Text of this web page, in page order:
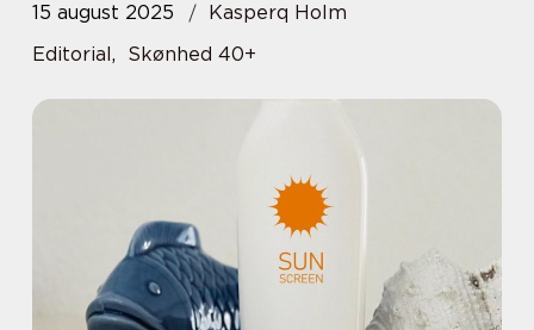
15 august 2025
Kasperq Holm
Editorial, Skønhed 40+